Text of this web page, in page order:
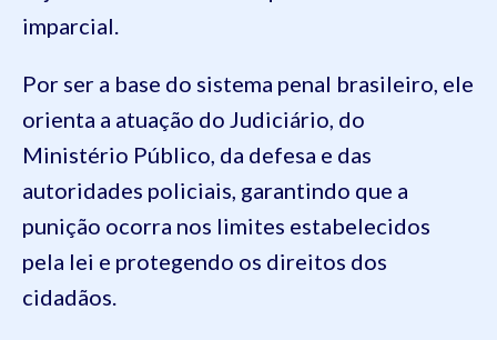
imparcial.
Por ser a base do sistema penal brasileiro, ele
orienta a atuação do Judiciário, do
Ministério Público, da defesa e das
autoridades policiais, garantindo que a
punição ocorra nos limites estabelecidos
pela lei e protegendo os direitos dos
cidadãos.